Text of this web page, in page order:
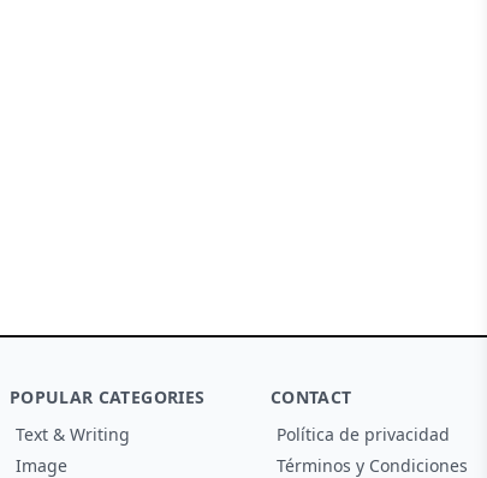
POPULAR CATEGORIES
Text & Writing
Image
CONTACT
Política de privacidad
Términos y Condiciones